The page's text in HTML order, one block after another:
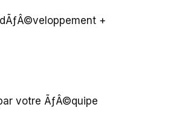
+
votre ÃƒÂ©quipe